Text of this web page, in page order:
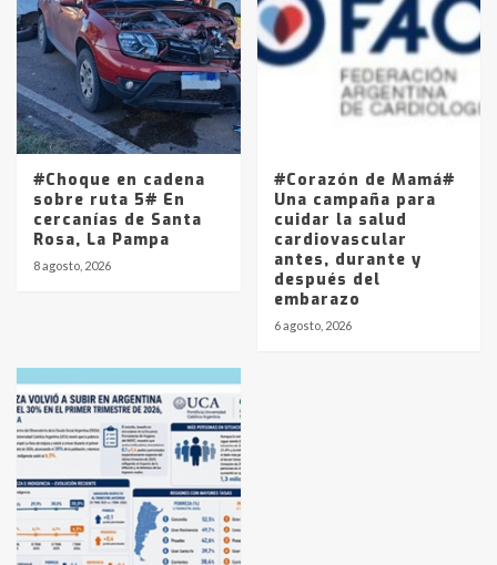
#Choque en cadena
sobre ruta 5# En
cercanías de Santa
Rosa, La Pampa
8 agosto, 2026
#Corazón de Mamá#
Una campaña para
cuidar la salud
cardiovascular
antes, durante y
después del
embarazo
6 agosto, 2026